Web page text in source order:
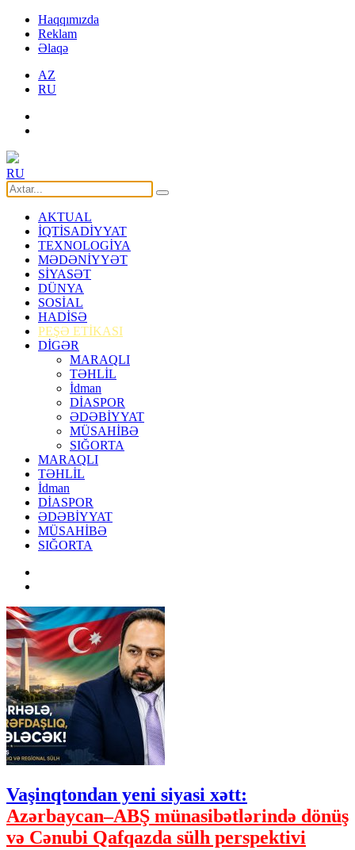
Haqqımızda
Reklam
Əlaqə
AZ
RU
RU
AKTUAL
İQTİSADİYYAT
TEXNOLOGİYA
MƏDƏNİYYƏT
SİYASƏT
DÜNYA
SOSİAL
HADİSƏ
PEŞƏ ETİKASI
DİGƏR
MARAQLI
TƏHLİL
İdman
DİASPOR
ƏDƏBİYYAT
MÜSAHİBƏ
SIĞORTA
MARAQLI
TƏHLİL
İdman
DİASPOR
ƏDƏBİYYAT
MÜSAHİBƏ
SIĞORTA
Vaşinqtondan yeni siyasi xətt:
Azərbaycan–ABŞ münasibətlərində dönüş
və Cənubi Qafqazda sülh perspektivi